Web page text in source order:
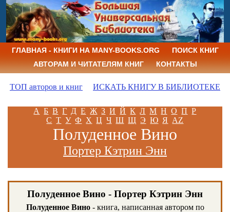
ГЛАВНАЯ - КНИГИ НА MANY-BOOKS.ORG
ПОИСК КНИГ
АВТОРАМ И ЧИТАТЕЛЯМ КНИГ
КОНТАКТЫ
ТОП авторов и книг ИСКАТЬ КНИГУ В БИБЛИОТЕКЕ
А Б В Г Д Е Ж З И Й К Л М Н О П Р
С Т У Ф Х Ц Ч Ш Щ Э Ю Я AZ
Полуденное Вино
Портер Кэтрин Энн
Полуденное Вино - Портер Кэтрин Энн
Полуденное Вино- книга, написанная автором по